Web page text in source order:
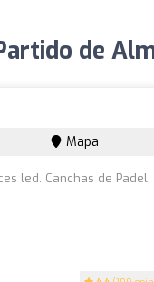
de
Mapa
led. Canchas de Padel.